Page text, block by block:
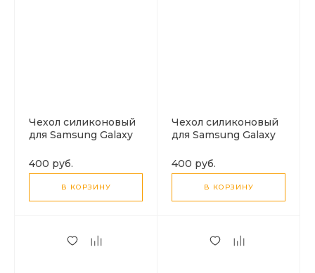
Чехол силиконовый
для Samsung Galaxy
камеры, X-CASE,
прозрачный
400 руб.
В КОРЗИНУ
Чехол силиконовый
для Samsung Galaxy
камеры, X-CASE,
прозрачный
400 руб.
В КОРЗИНУ